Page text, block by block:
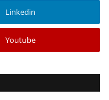
Linkedin
Youtube